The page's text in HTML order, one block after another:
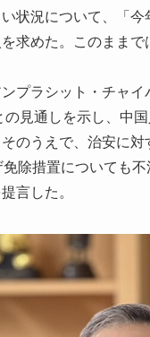
状況について、「
求めた。このまま
プラシット・チャ
見通しを示し、中
のうえで、治安に
除措置についても
言した。